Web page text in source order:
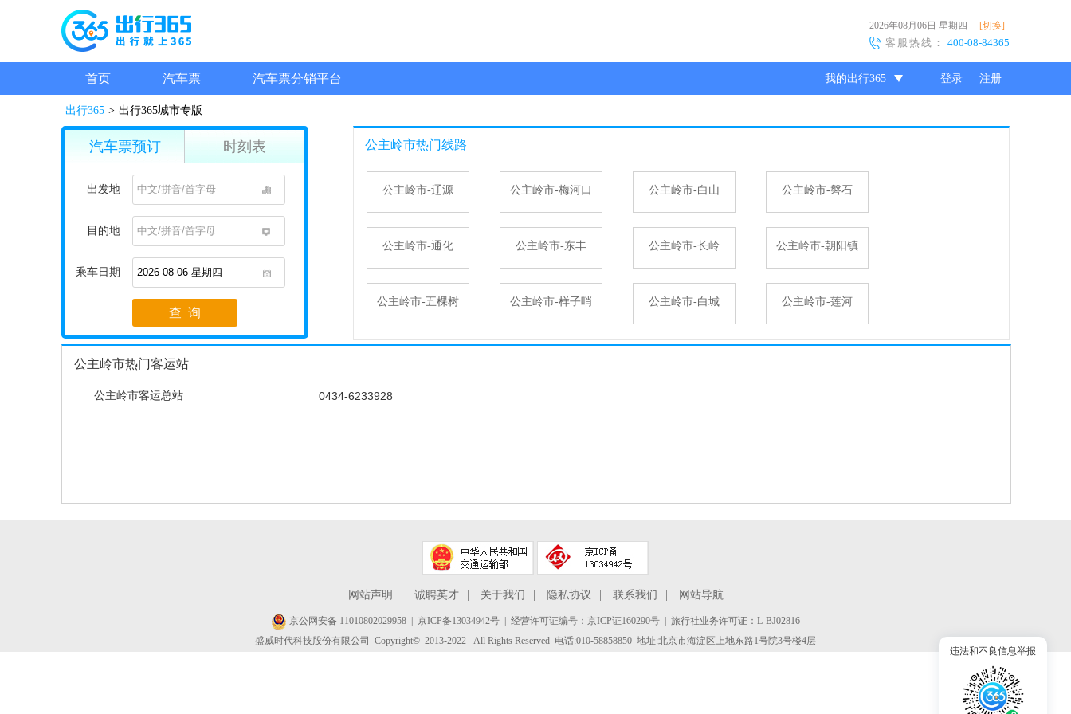
2026年08月06日 星期四 [切换]
客服热线： 400-08-84365
首页 汽车票 汽车票分销平台 我的出行365 登录 注册
出行365 > 出行365城市专版
汽车票预订 时刻表
出发地
目的地
1
乘车日期
1
查 询
公主岭市热门线路
公主岭市-辽源 公主岭市-梅河口 公主岭市-白山 公主岭市-磐石
公主岭市-通化 公主岭市-东丰 公主岭市-长岭 公主岭市-朝阳镇
公主岭市-五棵树 公主岭市-样子哨 公主岭市-白城 公主岭市-莲河
公主岭市热门客运站
公主岭市客运总站 0434-6233928
网站声明 诚聘英才 关于我们 隐私协议 联系我们 网站导航
京公网安备 11010802029958 京ICP备13034942号 | 经营许可证编号：京ICP证160290号 | 旅行社业务许可证：L-BJ02816
盛威时代科技股份有限公司 Copyright© 2013-2022 All Rights Reserved 电话:010-58858850 地址:北京市海淀区上地东路1号院3号楼4层
违法和不良信息举报